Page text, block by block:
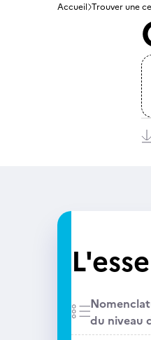
Accueil Trouver une
du niveau